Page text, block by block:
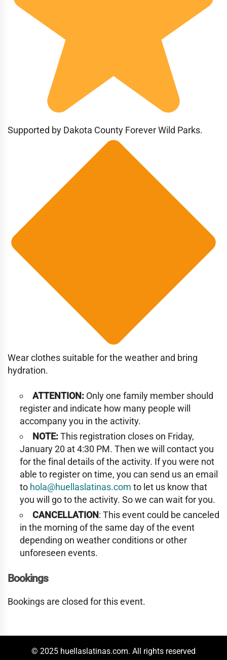
Supported by Dakota County Forever Wild Parks.
Wear clothes suitable for the weather and bring
hydration.
ATTENTION: Only one family member should
register and indicate how many people will
accompany you in the activity.
NOTE:This registration closes on Friday,
January 20 at 4:30 PM. Then we will contact you
for the final details of the activity. If you were not
able to register on time, you can send us an email
to hola@huellaslatinas.com to let us know that
you will go to the activity. So we can wait for you.
CANCELLATION: This event could be canceled
in the morning of the same day of the event
depending on weather conditions or other
unforeseen events.
Bookings
Bookings are closed for this event.
© 2025 huellaslatinas.com. All rights reserved